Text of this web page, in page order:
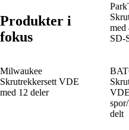
Produkter i
fokus
med
SD-
Milwaukee
Skrutrekkersett VDE
med 12 deler
delt